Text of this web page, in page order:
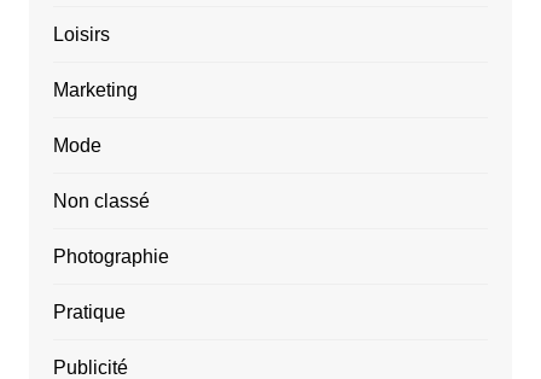
Loisirs
Marketing
Mode
Non classé
Photographie
Pratique
Publicité